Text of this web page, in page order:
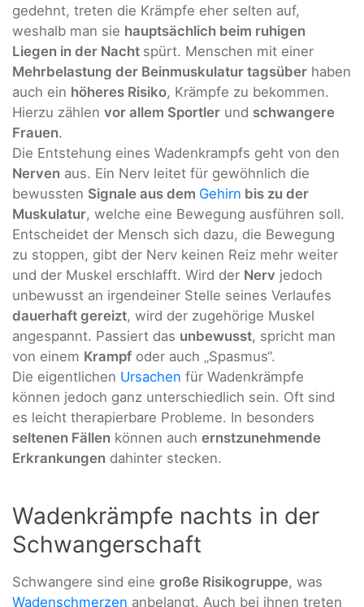
gedehnt, treten die Krämpfe eher selten auf,
weshalb man sie hauptsächlich beim ruhigen
Liegen in der Nacht spürt. Menschen mit einer
Mehrbelastung der Beinmuskulatur tagsüber haben
auch ein höheres Risiko, Krämpfe zu bekommen.
Hierzu zählen vor allem Sportler und schwangere
Frauen.
Die Entstehung eines Wadenkrampfs geht von den
Nerven aus. Ein Nerv leitet für gewöhnlich die
bewussten Signale aus dem Gehirn bis zu der
Muskulatur, welche eine Bewegung ausführen soll.
Entscheidet der Mensch sich dazu, die Bewegung
zu stoppen, gibt der Nerv keinen Reiz mehr weiter
und der Muskel erschlafft. Wird der Nerv jedoch
unbewusst an irgendeiner Stelle seines Verlaufes
dauerhaft gereizt, wird der zugehörige Muskel
angespannt. Passiert das unbewusst, spricht man
von einem Krampf oder auch „Spasmus“.
Die eigentlichen Ursachen für Wadenkrämpfe
können jedoch ganz unterschiedlich sein. Oft sind
es leicht therapierbare Probleme. In besonders
seltenen Fällen können auch ernstzunehmende
Erkrankungen dahinter stecken.
Wadenkrämpfe nachts in der
Schwangerschaft
Schwangere sind eine große Risikogruppe, was
Wadenschmerzen anbelangt. Auch bei ihnen treten